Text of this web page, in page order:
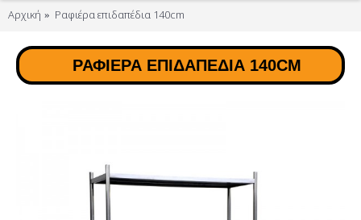
Αρχική Ραφιέρα επιδαπέδια 140cm
ΡΑΦΙΈΡΑ ΕΠΙΔΑΠΈΔΙΑ 140CM